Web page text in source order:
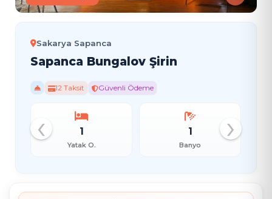
Sakarya Sapanca
Sapanca Bungalov Şirin
12 Taksit Güvenli Ödeme
1
Yatak O.
1
Banyo
‹ ›